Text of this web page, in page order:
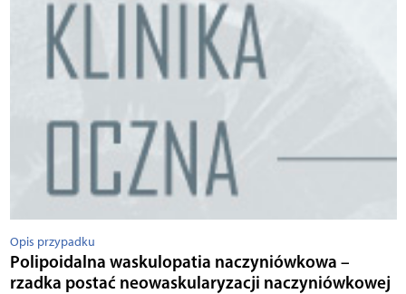
Opis przypadku
Polipoidalna waskulopatia naczyniówkowa –
rzadka postać neowaskularyzacji naczyniówkowej